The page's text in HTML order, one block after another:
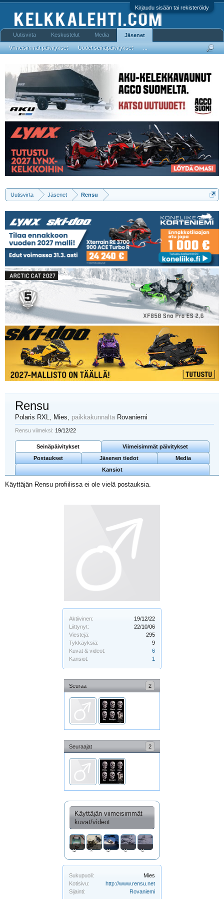
Kirjaudu sisään tai rekisteröidy
Uutisvirta Jäsenet Rensu
Aktiivinen:
19/12/22
Liittynyt:
22/10/06
Viestejä:
295
Tykkäyksiä:
9
Kuvat & videot:
6
Kansiot:
1
Seuraa 2
Seuraajat 2
Käyttäjän viimeisimmät
kuvat/videot
Pakolämpömittarin testaus Alusta ennen purkua RXL:n ensimetrit kahdeksaan vuoteen, tosin LT:n perässä. Sieltähän se löytyi Siellä se jossain on...
Sukupuoli:
Mies
Kotisivu:
http://www.rensu.net
Sijainti:
Rovaniemi
Rensu
Polaris RXL , Mies, paikkakunnalta Rovaniemi
Rensu viimeksi: 19/12/22
Seinäpäivitykset
Viimeisimmät päivitykset
Postaukset
Jäsenen tiedot
Media
Kansiot
Käyttäjän Rensu profiilissa ei ole vielä postauksia.
Uutisvirta Keskustelut Media Jäsenet
Viimeisimmät päivitykset Uudet seinäpäivitykset